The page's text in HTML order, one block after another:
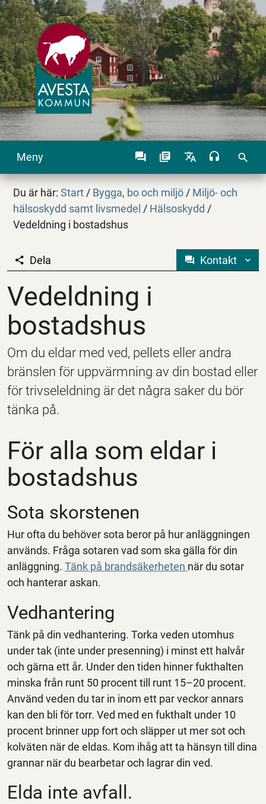
Meny search
Du är här:Start / Bygga, bo och miljö / Miljö- och
hälsoskydd samt livsmedel / Hälsoskydd /
Vedeldning i bostadshus
Vedeldning i
Dela Kontakt
Vedeldning i
bostadshus
Om du eldar med ved, pellets eller andra
bränslen för uppvärmning av din bostad eller
för trivseleldning är det några saker du bör
tänka på.
För alla som eldar i
bostadshus
Sota skorstenen
Hur ofta du behöver sota beror på hur anläggningen
används. Fråga sotaren vad som ska gälla för din
anläggning. Tänk på brandsäkerheten när du sotar
och hanterar askan.
Vedhantering
Tänk på din vedhantering. Torka veden utomhus
under tak (inte under presenning) i minst ett halvår
och gärna ett år. Under den tiden hinner fukthalten
minska från runt 50 procent till runt 15–20 procent.
Använd veden du tar in inom ett par veckor annars
kan den bli för torr. Ved med en fukthalt under 10
procent brinner upp fort och släpper ut mer sot och
kolväten när de eldas. Kom ihåg att ta hänsyn till dina
grannar när du bearbetar och lagrar din ved.
Elda inte avfall.